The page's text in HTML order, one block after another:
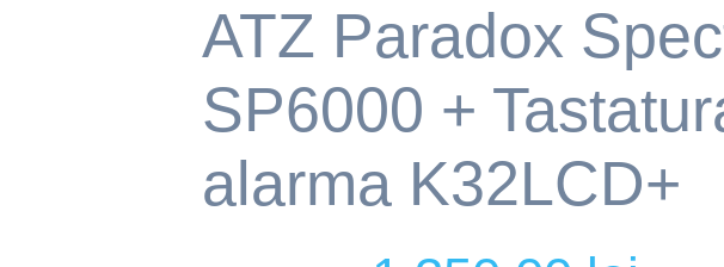
ATZ Paradox
SP6000 +
alarma K32LCD+
Original